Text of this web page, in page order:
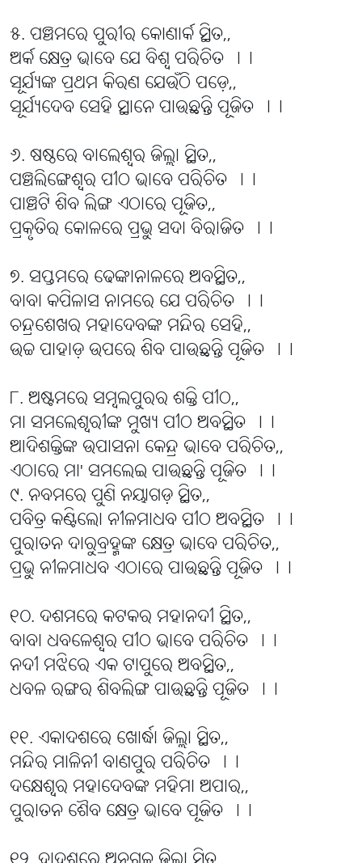
୫. ପଞ୍ଚମରେ ପୁରୀର କୋଣାର୍କ ସ୍ଥିତ,,
ଅର୍କ କ୍ଷେତ୍ର ଭାବେ ଯେ ବିଶ୍ବ ପରିଚିତ ।।
ସୂର୍ଯ୍ୟଙ୍କ ପ୍ରଥମ କିରଣ ଯେଉଁଠି ପଡ଼େ,,
ସୂର୍ଯ୍ୟଦେବ ସେହି ସ୍ଥାନେ ପାଉଛନ୍ତି ପୂଜିତ ।।
୬. ଷଷ୍ଠରେ ବାଲେଶ୍ବର ଜିଲ୍ଲା ସ୍ଥିତ,,
ପଞ୍ଚଲିଙ୍ଗେଶ୍ବର ପୀଠ ଭାବେ ପରିଚିତ ।।
ପାଞ୍ଚଟି ଶିବ ଲିଙ୍ଗ ଏଠାରେ ପୂଜିତ,,
ପ୍ରକୃତିର କୋଳରେ ପ୍ରଭୁ ସଦା ବିରାଜିତ ।।
୭. ସପ୍ତମରେ ଢେଙ୍କାନାଳରେ ଅବସ୍ଥିତ,,
ବାବା କପିଳାସ ନାମରେ ଯେ ପରିଚିତ ।।
ଚନ୍ଦ୍ରଶେଖର ମହାଦେବଙ୍କ ମନ୍ଦିର ସେହି,,
ଉଚ୍ଚ ପାହାଡ଼ ଉପରେ ଶିବ ପାଉଛନ୍ତି ପୂଜିତ ।।
୮. ଅଷ୍ଟମରେ ସମ୍ବଲପୁରର ଶକ୍ତି ପୀଠ,,
ମା ସମଲେଶ୍ୱରୀଙ୍କ ମୁଖ୍ୟ ପୀଠ ଅବସ୍ଥିତ ।।
ଆଦିଶକ୍ତିଙ୍କ ଉପାସନା କେନ୍ଦ୍ର ଭାବେ ପରିଚିତ,,
ଏଠାରେ ମା' ସମଲେଇ ପାଉଛନ୍ତି ପୂଜିତ ।।
୯. ନବମରେ ପୁଣି ନୟାଗଡ଼ ସ୍ଥିତ,,
ପବିତ୍ର କଣ୍ଟିଲୋ ନୀଳମାଧବ ପୀଠ ଅବସ୍ଥିତ ।।
ପୁରାତନ ଦାରୁବ୍ରହ୍ମଙ୍କ କ୍ଷେତ୍ର ଭାବେ ପରିଚିତ,,
ପ୍ରଭୁ ନୀଳମାଧବ ଏଠାରେ ପାଉଛନ୍ତି ପୂଜିତ ।।
୧୦. ଦଶମରେ କଟକର ମହାନଦୀ ସ୍ଥିତ,,
ବାବା ଧବଳେଶ୍ବର ପୀଠ ଭାବେ ପରିଚିତ ।।
ନଦୀ ମଝିରେ ଏକ ଟାପୁରେ ଅବସ୍ଥିତ,,
ଧବଳ ରଙ୍ଗର ଶିବଲିଙ୍ଗ ପାଉଛନ୍ତି ପୂଜିତ ।।
୧୧. ଏକାଦଶରେ ଖୋର୍ଦ୍ଧା ଜିଲ୍ଲା ସ୍ଥିତ,,
ମନ୍ଦିର ମାଳିନୀ ବାଣପୁର ପରିଚିତ ।।
ଦକ୍ଷେଶ୍ୱର ମହାଦେବଙ୍କ ମହିମା ଅପାର,,
ପୁରାତନ ଶୈବ କ୍ଷେତ୍ର ଭାବେ ପୂଜିତ ।।